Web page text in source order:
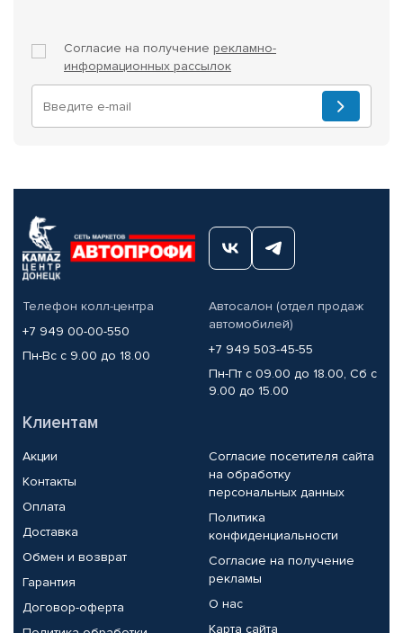
Согласие на получение рекламно-
информационных рассылок
Телефон колл-центра
+7 949 00-00-550
Пн-Вс с 9.00 до 18.00
Автосалон (отдел продаж
автомобилей)
+7 949 503-45-55
Пн-Пт с 09.00 до 18.00, Сб с
9.00 до 15.00
Клиентам
Акции
Контакты
Оплата
Доставка
Обмен и возврат
Гарантия
Договор-оферта
Согласие посетителя сайта
на обработку
персональных данных
Политика
конфиденциальности
Согласие на получение
рекламы
О нас
Карта сайта